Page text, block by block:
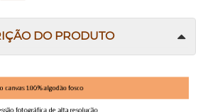
DO PRODUTO